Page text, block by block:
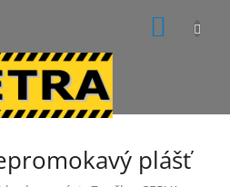
plášť